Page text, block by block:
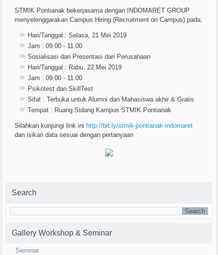
STMIK Pontianak bekerjasama dengan INDOMARET GROUP
menyelenggarakan Campus Hiring (Recruitment on Campus) pada:
Hari/Tanggal : Selasa, 21 Mei 2019
Jam : 09.00 - 11.00
Sosialisasi dan Presentasi dari Perusahaan
Hari/Tanggal : Rabu, 22 Mei 2019
Jam : 09.00 - 11.00
Psikotest dan SkillTest
Sifat : Terbuka untuk Alumni dan Mahasiswa akhir & Gratis
Tempat : Ruang Sidang Kampus STMIK Pontianak
Silahkan kunjungi link ini http://bit.ly/stmik-pontianak-indomaret
dan isikan data sesuai dengan pertanyaan
Search
Gallery Workshop & Seminar
Seminar